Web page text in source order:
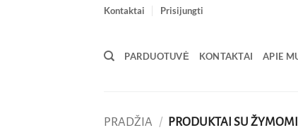
Kontaktai Prisijungti
PARDUOTUVĖ KONTAKTAI APIE
PRADŽIA / PRODUKTAI SU